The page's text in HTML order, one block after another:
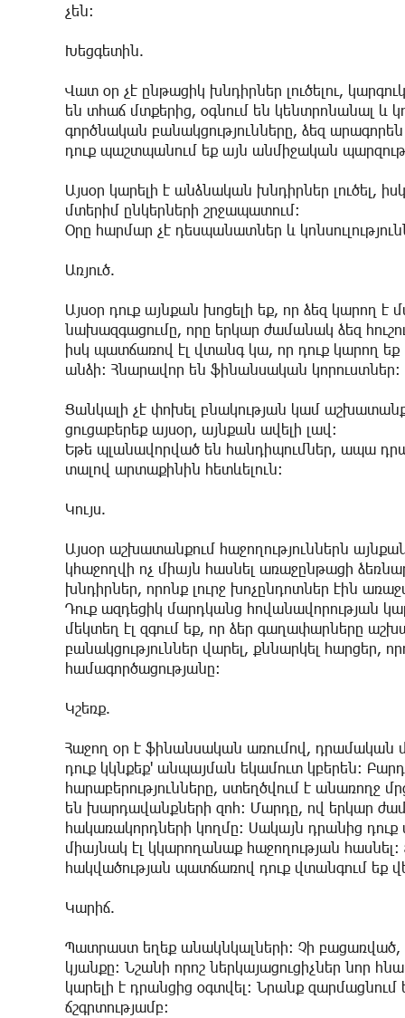
չեն:
Խեցգետին.
Վատ օր չէ ընթացիկ խնդիրներ լուծելու,
են տհաճ մտքերից, օգնում են կենտրոնանալ և
գործնական բանակցությունները, ձեզ
դուք պաշտպանում եք այն անմիջական
Այսօր կարելի է անձնական խնդիրներ լուծել,
մտերիմ ընկերների շրջապատում:
Օրը հարմար չէ դեսպանատներ և
Առյուծ.
Այսօր դուք այնքան խոցելի եք, որ ձեզ կարող
նախազգացումը, որը երկար ժամանակ ձեզ
իսկ պատճառով էլ վտանգ կա, որ դուք կարող
անձի: Հնարավոր են ֆինանսական կորուստներ:
Ցանկալի չէ փոխել բնակության կամ
ցուցաբերեք այսօր, այնքան ավելի լավ:
Եթե պլանավորված են հանդիպումներ, ապա
տալով արտաքինին հետևելուն:
Կույս.
Այսօր աշխատանքում հաջողություններն
կհաջողվի ոչ միայն հասնել առաջընթացի
խնդիրներ, որոնք լուրջ խոչընդոտներ էին
Դուք ազդեցիկ մարդկանց հովանավորության
մեկտեղ էլ զգում եք, որ ձեր գաղափարները
բանակցություններ վարել, քննարկել հարցեր,
համագործացությանը:
Կշեռք.
Հաջող օր է ֆինանսական առումով, դրամական
դուք կկնքեք' անպայման եկամուտ կբերեն:
հարաբերությունները, ստեղծվում է անառողջ
են խարդավանքների զոհ: Մարդը, ով երկար
հակառակորդների կողմը: Սակայն դրանից
միայնակ էլ կկարողանաք հաջողության
հակվածության պատճառով դուք վտանգում եք
Կարիճ.
Պատրաստ եղեք անակնկալների: Չի բացառված,
կյանքը: Նշանի որոշ ներկայացուցիչներ նոր
կարելի է դրանցից օգտվել: Նրանք
ճշգրտությամբ: